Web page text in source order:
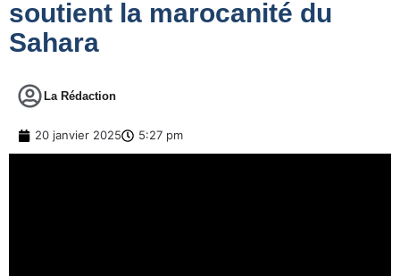
soutient la marocanité du
Sahara
La Rédaction
20 janvier 2025 5:27 pm